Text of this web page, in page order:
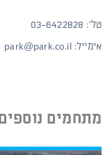
טל': 03-6422828
אימייל: park@park.co.il
מתחמים נוספים